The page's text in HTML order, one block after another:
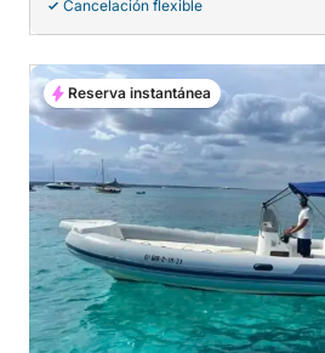
Cancelación flexible
Reserva instantánea